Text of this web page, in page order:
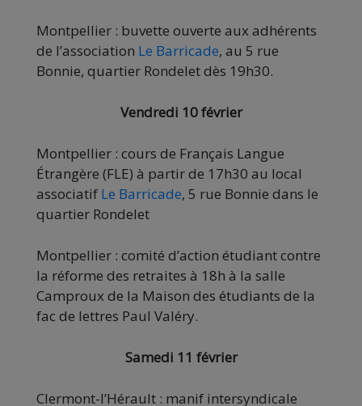
Montpellier : buvette ouverte aux adhérents
de l’association Le Barricade, au 5 rue
Bonnie, quartier Rondelet dès 19h30.
Vendredi 10 février
Montpellier : cours de Français Langue
Étrangère (FLE) à partir de 17h30 au local
associatif Le Barricade, 5 rue Bonnie dans le
quartier Rondelet
Montpellier : comité d’action étudiant contre
la réforme des retraites à 18h à la salle
Camproux de la Maison des étudiants de la
fac de lettres Paul Valéry.
Samedi 11 février
Clermont-l’Hérault : manif intersyndicale